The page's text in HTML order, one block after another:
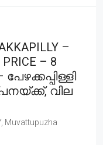
–
PRICE – 8
വില
Muvattupuzha